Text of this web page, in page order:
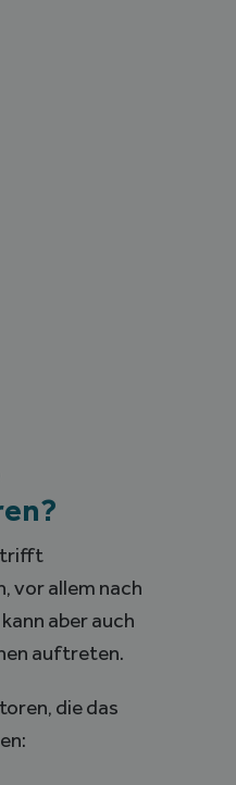
vor allem nach
aber auch
auftreten.
die das